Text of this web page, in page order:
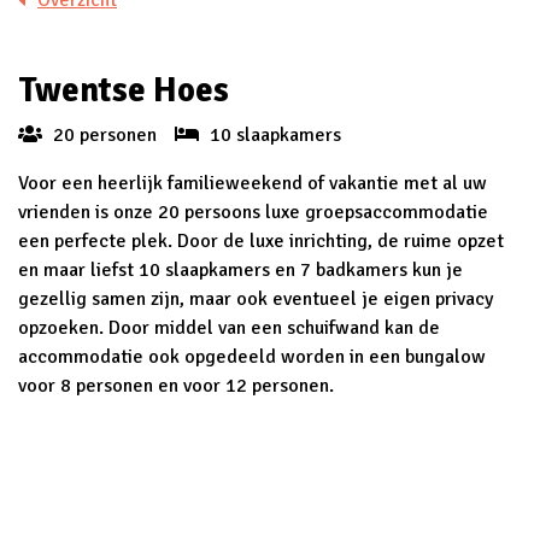
Twentse Hoes
20 personen
10 slaapkamers
Voor een heerlijk familieweekend of vakantie met al uw
vrienden is onze 20 persoons luxe groepsaccommodatie
een perfecte plek. Door de luxe inrichting, de ruime opzet
en maar liefst 10 slaapkamers en 7 badkamers kun je
gezellig samen zijn, maar ook eventueel je eigen privacy
opzoeken. Door middel van een schuifwand kan de
accommodatie ook opgedeeld worden in een bungalow
voor 8 personen en voor 12 personen.